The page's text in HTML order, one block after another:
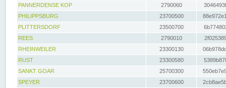
PANNERDENSE KOP
2790060
PHILIPPSBURG
23700500
PLITTERSDORF
23500700
REES
2790010
RHEINWEILER
23300130
RUST
23300580
SANKT GOAR
25700300
SPEYER
23700600